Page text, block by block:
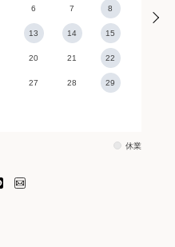
6 7 8
13 14 15
20 21 22
27 28 29
休業